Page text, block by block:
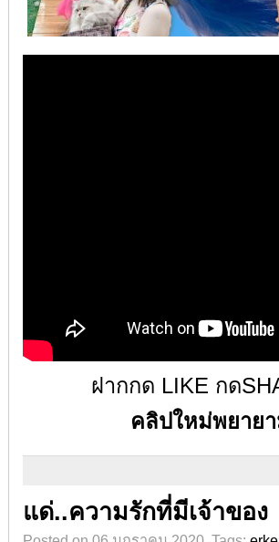
ฝากกด LIKE กด
คลิปใหม่พยาย
แด่..ความรักที่มีเจ้าของ